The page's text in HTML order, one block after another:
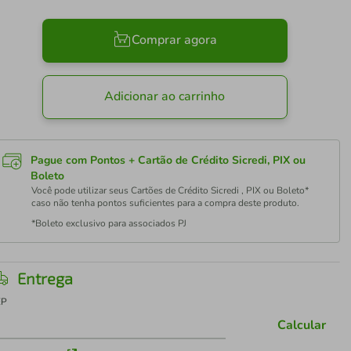
Comprar agora
Adicionar ao carrinho
Pague com Pontos + Cartão de Crédito Sicredi, PIX ou
Boleto
Você pode utilizar seus Cartões de Crédito Sicredi , PIX ou Boleto*
caso não tenha pontos suficientes para a compra deste produto.
*Boleto exclusivo para associados PJ
Entrega
Calcular